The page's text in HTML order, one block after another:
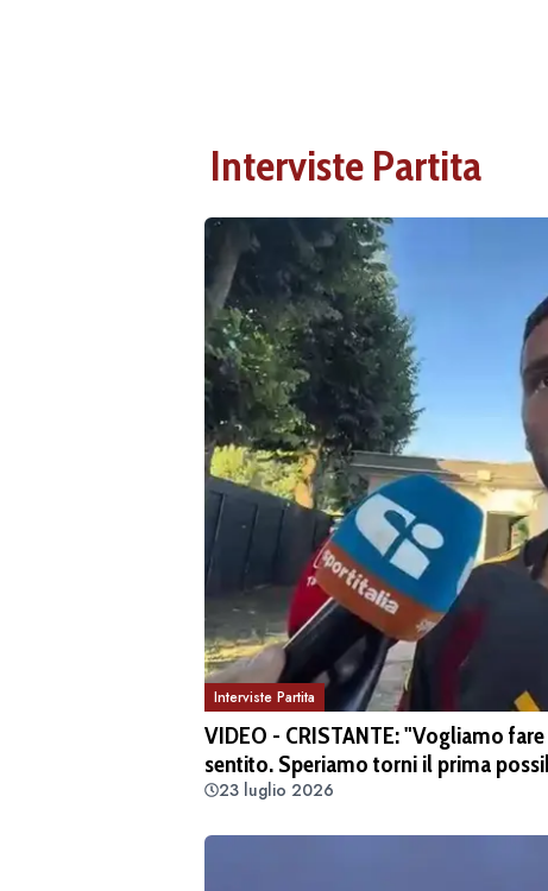
Interviste Partita
Interviste Partita
VIDEO - CRISTANTE: "Vogliamo
sentito. Speriamo torni il prima
23 luglio 2026